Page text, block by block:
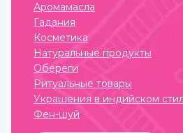
Аромамасла
Гадания
Косметика
Натуральные продукты
Обереги
Ритуальные товары
Украшения в индийском
Фен-шуй